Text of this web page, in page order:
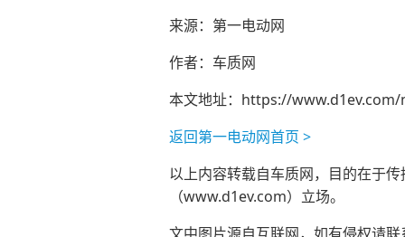
来源：第一电动网
作者：车质网
本文地址： https://
返回第一电动网首页 >
以上内容转载自车质网，目的在于
（www.d1ev.com）立场。